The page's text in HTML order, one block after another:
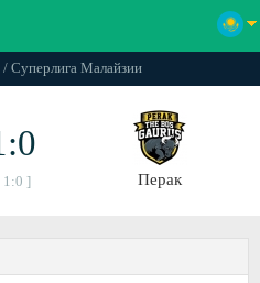
Суперлига Малайзии
1:0 ] Перак